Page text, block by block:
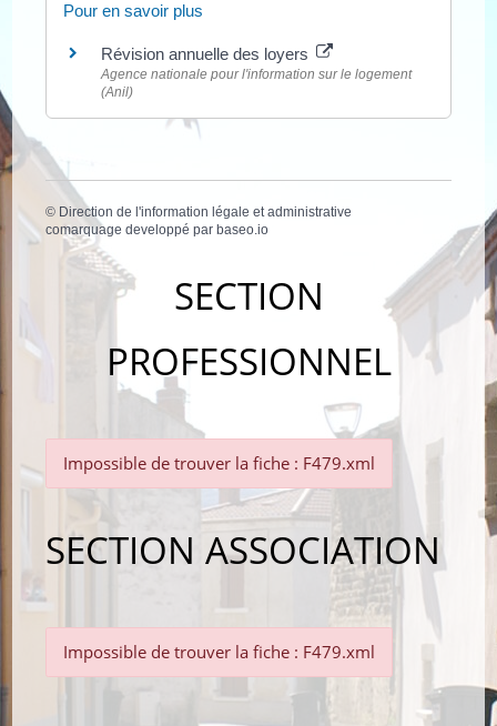
Pour en savoir plus
Révision annuelle des loyers
Agence nationale pour l'information sur le logement
(Anil)
© Direction de l'information légale et administrative
comarquage developpé parbaseo.io
SECTION
PROFESSIONNEL
Impossible de trouver la fiche : F479.xml
SECTION ASSOCIATION
Impossible de trouver la fiche : F479.xml